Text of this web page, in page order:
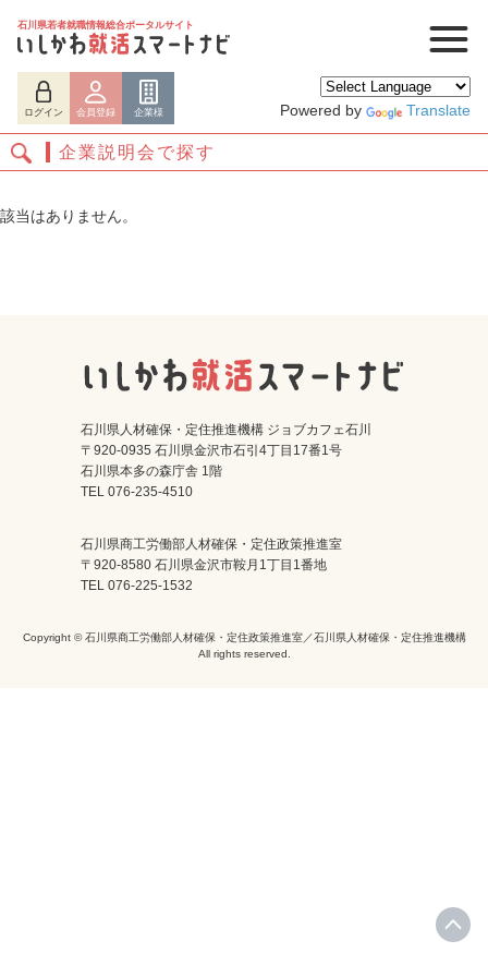
石川県若者就職情報総合ポータルサイト
ログイン 会員登録 企業様 Powered by Translate
ログイン 会員登録
企業説明会で探す
該当はありません。
石川県人材確保・定住推進機構 ジョブカフェ石川
〒920-0935 石川県金沢市石引4丁目17番1号
石川県本多の森庁舎 1階
TEL 076-235-4510
石川県商工労働部人材確保・定住政策推進室
〒920-8580 石川県金沢市鞍月1丁目1番地
TEL 076-225-1532
Copyright © 石川県商工労働部人材確保・定住政策推進室／石川県人材確保・定住推進機構
All rights reserved.